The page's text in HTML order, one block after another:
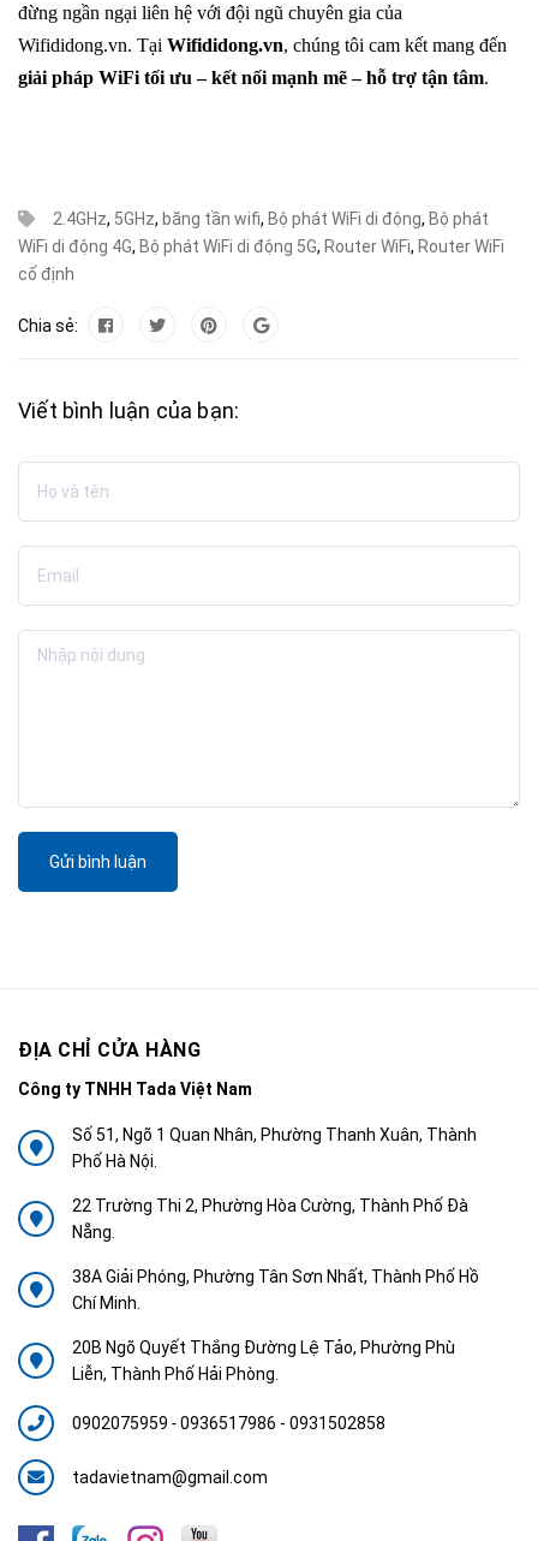
đừng ngần ngại liên hệ với đội ngũ chuyên gia của
Wifididong.vn. Tại Wifididong.vn, chúng tôi cam kết mang đến
giải pháp WiFi tối ưu – kết nối mạnh mẽ – hỗ trợ tận tâm.
2.4GHz, 5GHz, băng tần wifi, Bộ phát WiFi di động, Bộ phát
WiFi di động 4G, Bộ phát WiFi di động 5G, Router WiFi, Router WiFi
cố định
Chia sẻ:
Viết bình luận của bạn:
Gửi bình luận
ĐỊA CHỈ CỬA HÀNG
Công ty TNHH Tada Việt Nam
Số 51, Ngõ 1 Quan Nhân, Phường Thanh Xuân, Thành
Phố Hà Nội.
22 Trường Thi 2, Phường Hòa Cường, Thành Phố Đà
Nẵng.
38A Giải Phóng, Phường Tân Sơn Nhất, Thành Phố Hồ
Chí Minh.
20B Ngõ Quyết Thắng Đường Lệ Tảo, Phường Phù
Liễn, Thành Phố Hải Phòng.
0902075959 -0936517986 - 0931502858
tadavietnam@gmail.com